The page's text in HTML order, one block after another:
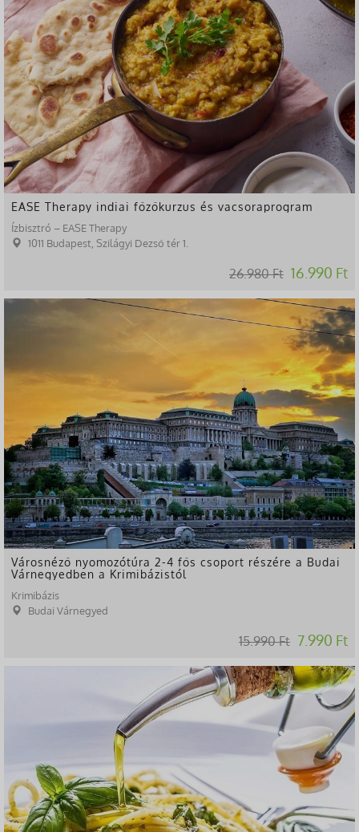
EASE Therapy indiai főzőkurzus és vacsoraprogram
Ízbisztró – EASE Therapy
1011 Budapest, Szilágyi Dezső tér 1.
26.980 Ft 16.990 Ft
Városnéző nyomozótúra 2-4 fős csoport részére a Budai
Várnegyedben a Krimibázistól
Krimibázis
Budai Várnegyed
15.990 Ft 7.990 Ft